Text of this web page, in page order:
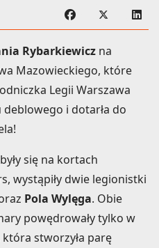
Rybarkiewicz na
Mazowieckiego, które
Legii Warszawa
i dotarła do
się na kortach
wystąpiły dwie legionistki
Pola Wylęga. Obie
powędrowały tylko w
stworzyła parę